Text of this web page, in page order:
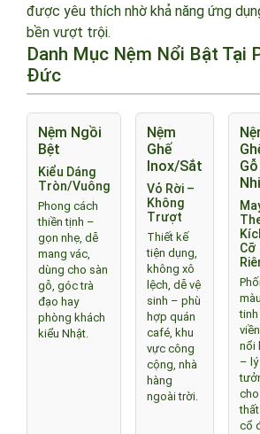
được yêu thích nhờ khả năng ứng
bền vượt trội.
Danh Mục Nệm Nổi Bật Tại
Đức
Nệm Ngồi
Bệt
Kiểu Dáng
Tròn/Vuông
Phong cách
thiền tịnh –
gọn nhẹ, dễ
mang vác,
dùng cho sàn
gỗ, góc trà
đạo hay
phòng khách
kiểu Nhật.
Nệm
Ghế
Inox/Sắt
Vỏ Rời –
Không
Trượt
Thiết kế
tiện dụng,
không xô
lệch, dễ vệ
sinh – phù
hợp quán
café, khu
vực công
cộng, nhà
hàng
ngoài trời.
Cỡ
màu
tinh
nổi
– lý
cổ